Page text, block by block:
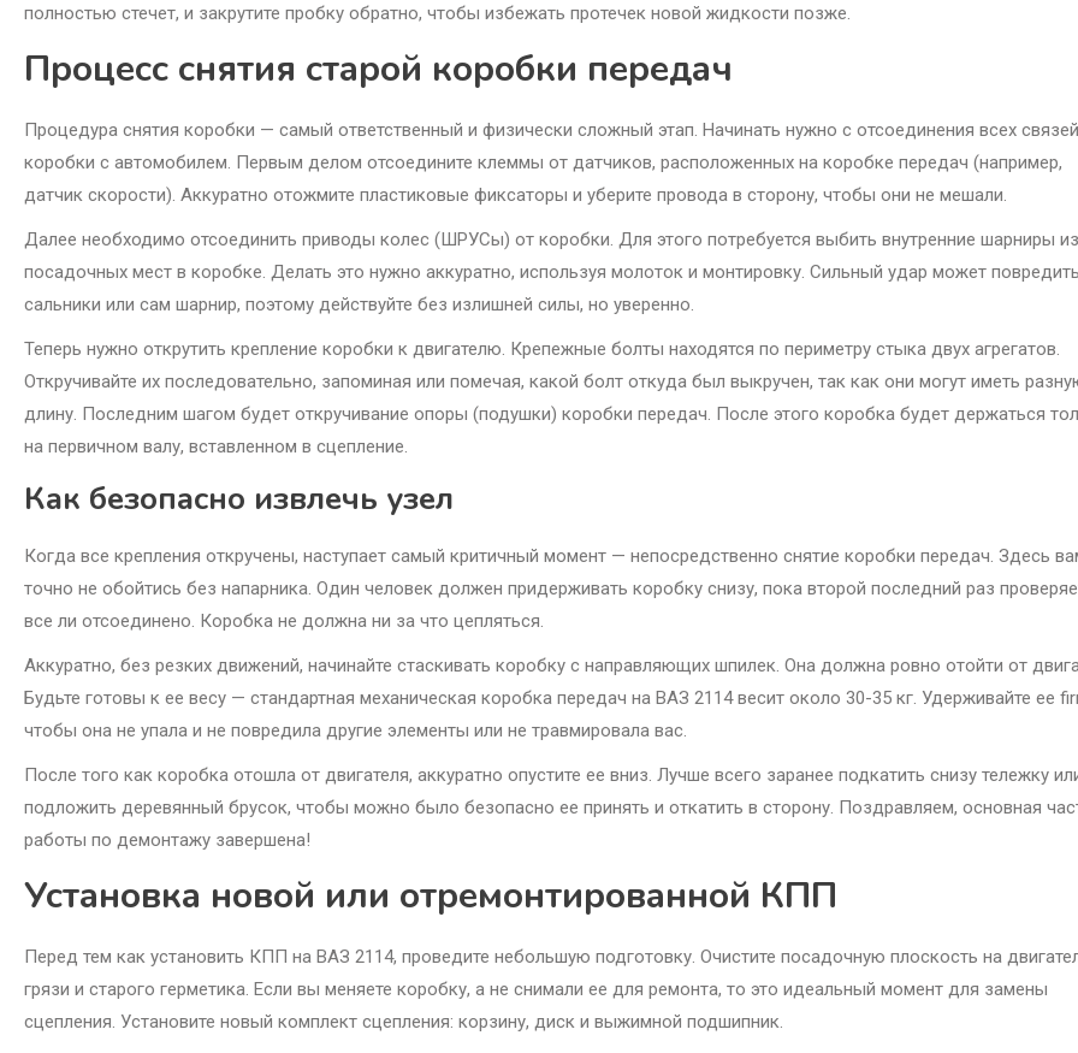
полностью стечет, и закрутите пробку обратно, чтобы избежать протечек новой жидкости позже.
Процесс снятия старой коробки передач
Процедура снятия коробки — самый ответственный и физически сложный этап. Начинать нужно с отсоединения всех связей
коробки с автомобилем. Первым делом отсоедините клеммы от датчиков, расположенных на коробке передач (например,
датчик скорости). Аккуратно отожмите пластиковые фиксаторы и уберите провода в сторону, чтобы они не мешали.
Далее необходимо отсоединить приводы колес (ШРУСы) от коробки. Для этого потребуется выбить внутренние шарниры из
посадочных мест в коробке. Делать это нужно аккуратно, используя молоток и монтировку. Сильный удар может повредить
сальники или сам шарнир, поэтому действуйте без излишней силы, но уверенно.
Теперь нужно открутить крепление коробки к двигателю. Крепежные болты находятся по периметру стыка двух агрегатов.
Откручивайте их последовательно, запоминая или помечая, какой болт откуда был выкручен, так как они могут иметь
длину. Последним шагом будет откручивание опоры (подушки) коробки передач. После этого коробка будет держаться
на первичном валу, вставленном в сцепление.
Как безопасно извлечь узел
Когда все крепления откручены, наступает самый критичный момент — непосредственно снятие коробки передач. Здесь
точно не обойтись без напарника. Один человек должен придерживать коробку снизу, пока второй последний раз
все ли отсоединено. Коробка не должна ни за что цепляться.
Аккуратно, без резких движений, начинайте стаскивать коробку с направляющих шпилек. Она должна ровно отойти от
Будьте готовы к ее весу — стандартная механическая коробка передач на ВАЗ 2114 весит около 30-35 кг. Удерживайте ее
чтобы она не упала и не повредила другие элементы или не травмировала вас.
После того как коробка отошла от двигателя, аккуратно опустите ее вниз. Лучше всего заранее подкатить снизу тележку
подложить деревянный брусок, чтобы можно было безопасно ее принять и откатить в сторону. Поздравляем, основная
работы по демонтажу завершена!
Установка новой или отремонтированной КПП
Перед тем как установить КПП на ВАЗ 2114, проведите небольшую подготовку. Очистите посадочную плоскость на
грязи и старого герметика. Если вы меняете коробку, а не снимали ее для ремонта, то это идеальный момент для замены
сцепления. Установите новый комплект сцепления: корзину, диск и выжимной подшипник.